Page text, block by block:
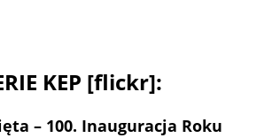
KEP [flickr]:
– 100. Inauguracja Roku